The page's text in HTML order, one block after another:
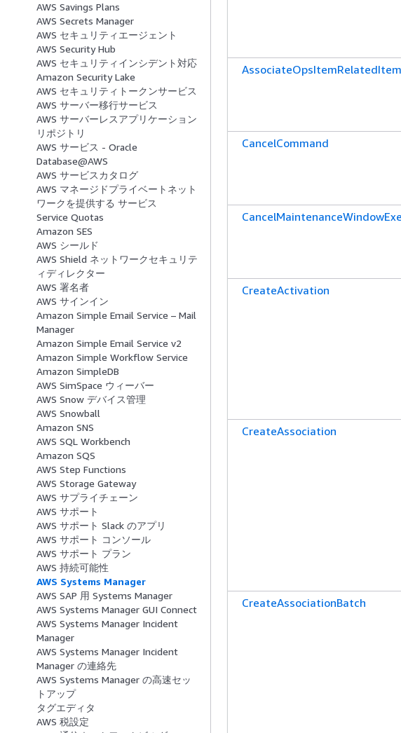
AWS Savings Plans
AWS Secrets Manager
AWS セキュリティエージェント
AWS Security Hub
AWS セキュリティインシデント対応
Amazon Security Lake
AWS セキュリティトークンサービス
AWS サーバー移行サービス
AWS サーバーレスアプリケーション
リポジトリ
AWS サービス - Oracle
Database@AWS
AWS サービスカタログ
AWS マネージドプライベートネット
ワークを提供する サービス
Service Quotas
Amazon SES
AWS シールド
AWS Shield ネットワークセキュリテ
ィディレクター
AWS 署名者
AWS サインイン
Amazon Simple Email Service – Mail
Manager
Amazon Simple Email Service v2
Amazon Simple Workflow Service
Amazon SimpleDB
AWS SimSpace ウィーバー
AWS Snow デバイス管理
AWS Snowball
Amazon SNS
AWS SQL Workbench
Amazon SQS
AWS Step Functions
AWS Storage Gateway
AWS サプライチェーン
AWS サポート
AWS サポート Slack のアプリ
AWS サポート コンソール
AWS サポート プラン
AWS 持続可能性
AWS Systems Manager
AWS SAP 用 Systems Manager
AWS Systems Manager GUI Connect
AWS Systems Manager Incident
Manager
AWS Systems Manager Incident
Manager の連絡先
AWS Systems Manager の高速セッ
トアップ
タグエディタ
AWS 税設定
AssociateOpsItemRelatedItem
CancelCommand
CreateActivation
CreateAssociation
CreateAssociationBatch